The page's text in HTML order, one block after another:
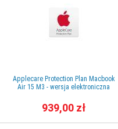
Applecare Protection Plan Macbook
Air 15 M3 - wersja elektroniczna
939,00 zł